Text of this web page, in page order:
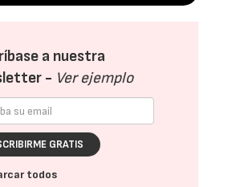
a nuestra
- Ver ejemplo
GRATIS
todos